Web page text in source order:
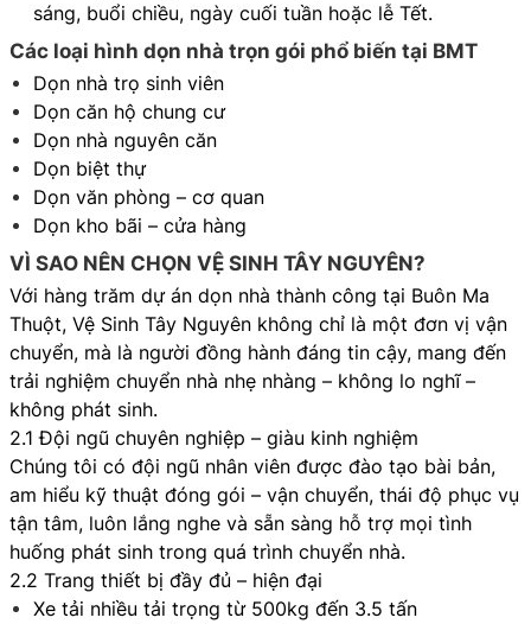
sáng, buổi chiều, ngày cuối tuần hoặc lễ Tết.
Các loại hình dọn nhà trọn gói phổ biến tại BMT
Dọn nhà trọ sinh viên
Dọn căn hộ chung cư
Dọn nhà nguyên căn
Dọn biệt thự
Dọn văn phòng – cơ quan
Dọn kho bãi – cửa hàng
VÌ SAO NÊN CHỌN VỆ SINH TÂY NGUYÊN?
Với hàng trăm dự án dọn nhà thành công tại Buôn Ma
Thuột, Vệ Sinh Tây Nguyên không chỉ là một đơn vị vận
chuyển, mà là người đồng hành đáng tin cậy, mang đến
trải nghiệm chuyển nhà nhẹ nhàng – không lo nghĩ –
không phát sinh.
2.1 Đội ngũ chuyên nghiệp – giàu kinh nghiệm
Chúng tôi có đội ngũ nhân viên được đào tạo bài bản,
am hiểu kỹ thuật đóng gói – vận chuyển, thái độ phục vụ
tận tâm, luôn lắng nghe và sẵn sàng hỗ trợ mọi tình
huống phát sinh trong quá trình chuyển nhà.
2.2 Trang thiết bị đầy đủ – hiện đại
Xe tải nhiều tải trọng từ 500kg đến 3.5 tấn